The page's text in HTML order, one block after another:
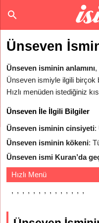
Ünseven
Ünseven isminin anlamını,
Ünseven ismiyle ilgili birçok
Hızlı menüden istediğiniz
Ünseven İle İlgili Bilgiler
Ünseven isminin cinsiyeti:
Ünseven isminin kökeni:
Ünseven ismi Kuran’da
Hızlı Menü